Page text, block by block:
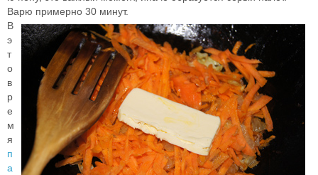
Варю примерно 30 минут.
В
э
т
о
в
р
е
м
я
п
а